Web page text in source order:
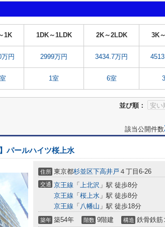
1K 1DK～1LDK 2K～2LDK 3K
円 2999万円 3434.7万円
1室 6室
並び順：
該当公開件数
パールハイツ桜上水
住所 東京都杉並区下高井戸 ４丁目6-26
交通 京王線 「 上北沢 」駅 徒歩8分
京王線 「 桜上水 」駅 徒歩8分
京王線 「 八幡山 」駅 徒歩18分
築年 築54年 階数 9階建 構造 鉄骨鉄筋